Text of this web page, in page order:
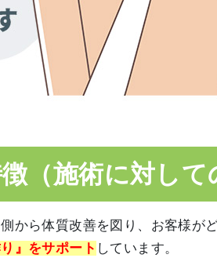
（施術に対して
から体質改善を図り、お客様が
』をサポート しています。